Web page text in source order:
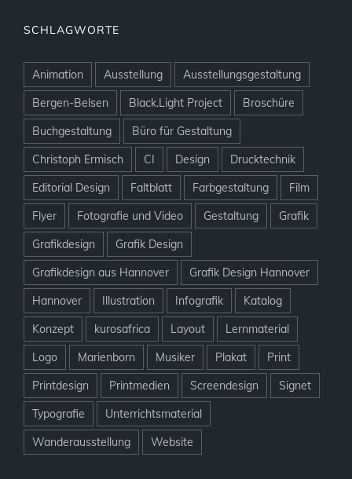
SCHLAGWORTE
Animation Ausstellung
Ausstellungsgestaltung
Bergen-Belsen
Black.Light Project
Broschüre
Buchgestaltung
Büro für Gestaltung
Christoph Ermisch
CI Design
Drucktechnik
Editorial Design
Faltblatt Farbgestaltung
Film
Flyer
Fotografie und Video Gestaltung
Grafik
Grafikdesign
Grafik Design
Grafikdesign aus Hannover
Grafik Design Hannover
Hannover
Illustration Infografik
Katalog
Konzept
kurosafrica Layout
Lernmaterial
Logo
Marienborn Musiker Plakat
Print
Printdesign
Printmedien Screendesign
Signet
Typografie
Unterrichtsmaterial
Wanderausstellung
Website